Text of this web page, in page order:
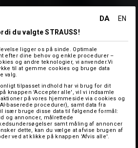
DA
EN
du valgte STRAUSS!
ligger os på sinde. Optimale
efter dine behov og enkle procedurer –
og andre teknologier, vi anvender.Vi
til at gemme cookies og bruge data
valg.
tilpasset indhold har vi brug for dit
knappen 'Accepter alle', vil vi indsamle
på vores hjemmeside via cookies og
baserede procedurer), samt data fra
især bruge disse data til følgende formål:
og annoncer, målrettede
samt måling af annoncer
dette, kan du vælge at afvise brugen af
ved at klikke på knappen 'Afvis alle'.